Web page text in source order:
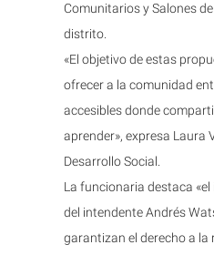
Comunitarios y Salones
distrito.
«El objetivo de estas
ofrecer a la comunidad
accesibles donde
aprender», expresa Laura
Desarrollo Social.
La funcionaria destaca
del intendente Andrés
garantizan el derecho a la